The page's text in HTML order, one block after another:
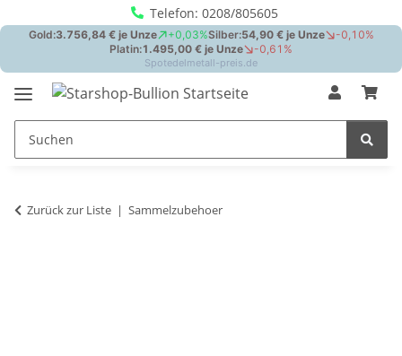
Telefon: 0208/805605
Zurück zur Liste Sammelzubehoer